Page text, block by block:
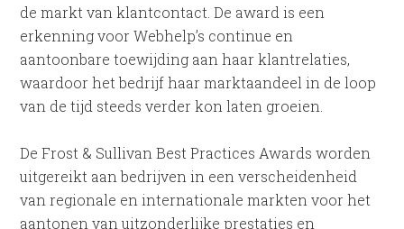
de markt van klantcontact. De award is een
erkenning voor Webhelp’s continue en
aantoonbare toewijding aan haar klantrelaties,
waardoor het bedrijf haar marktaandeel in de loop
van de tijd steeds verder kon laten groeien.
De Frost & Sullivan Best Practices Awards worden
uitgereikt aan bedrijven in een verscheidenheid
van regionale en internationale markten voor het
aantonen van uitzonderlijke prestaties en